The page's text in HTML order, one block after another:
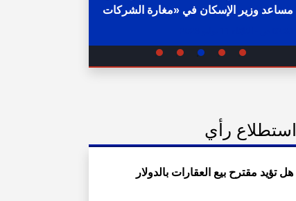
مساعد وزير الإسكان في «مغارة الشركات
استطلاع رأي
هل تؤيد مقترح بيع العقارات بالدولار